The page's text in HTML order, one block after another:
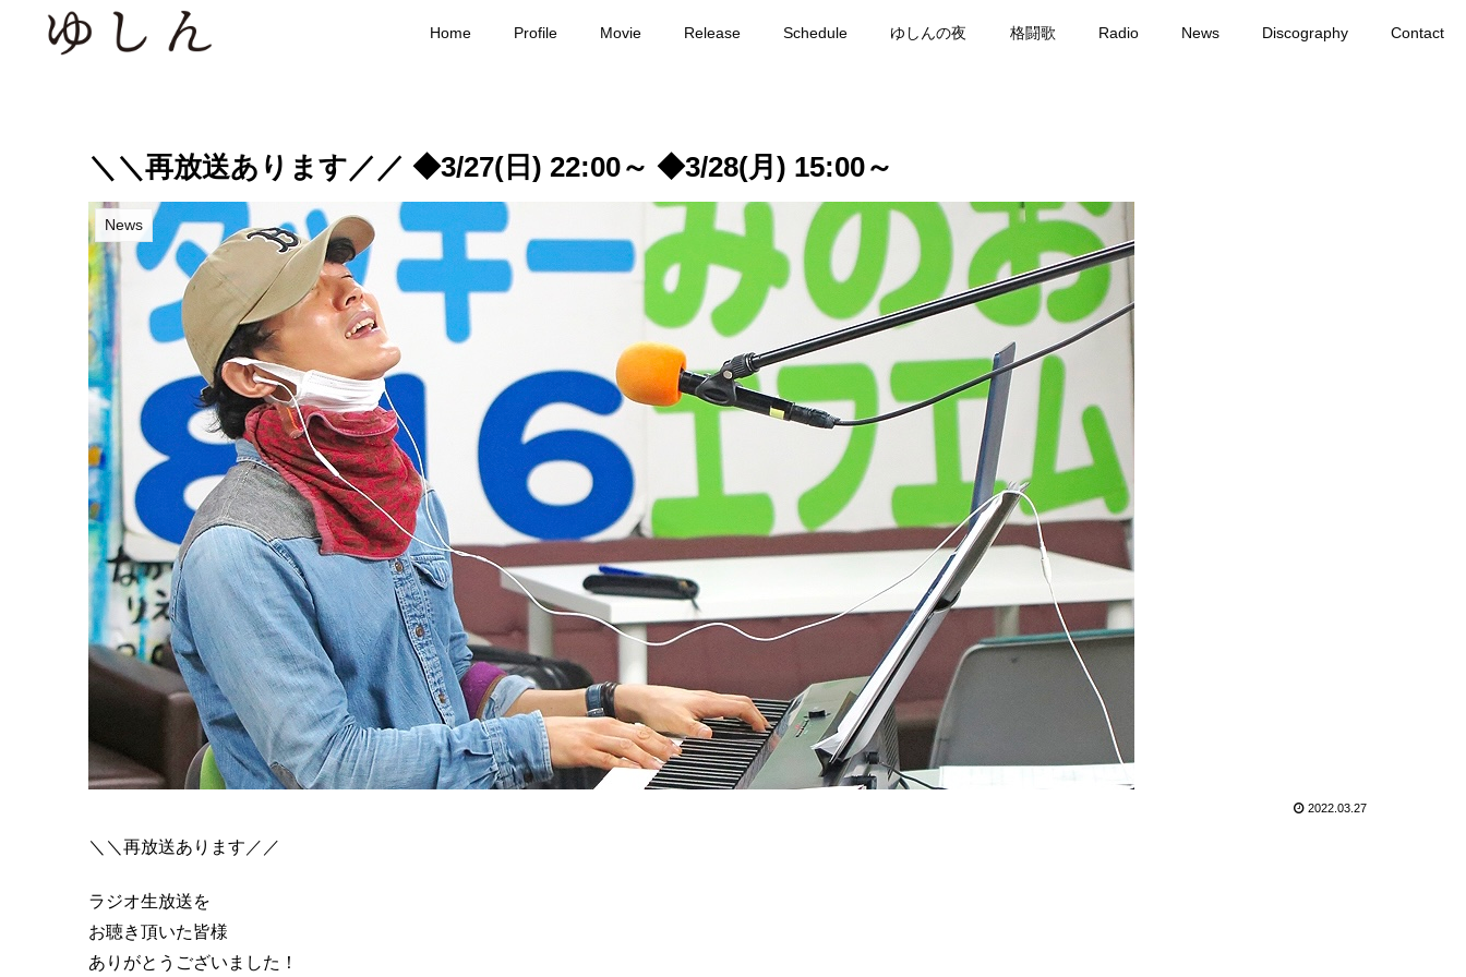
Home Profile Movie Release Schedule ゆしんの夜 格闘歌 Radio News Discography Contact
＼＼再放送あります／／ ◆3/27(日) 22:00～ ◆3/28(月) 15:00～
News
2022.03.27
＼＼再放送あります／／
ラジオ生放送を
お聴き頂いた皆様
ありがとうございました！